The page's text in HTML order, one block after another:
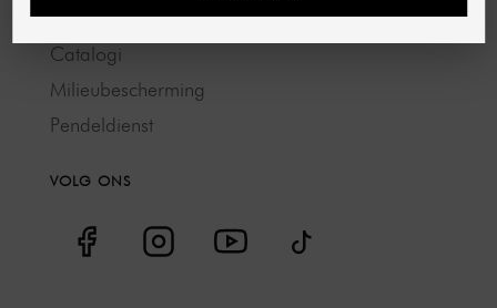
Banen & Carrière
Catalogi
Milieubescherming
Pendeldienst
VOLG ONS